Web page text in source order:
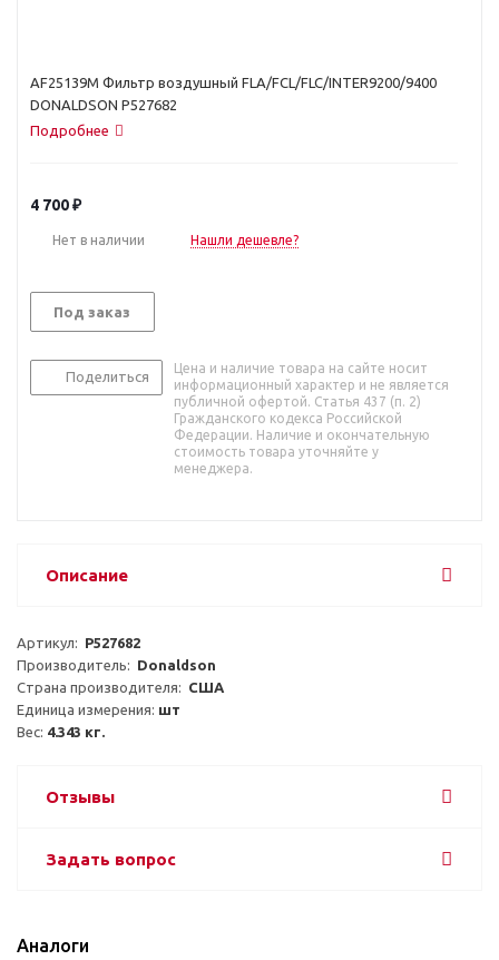
AF25139M Фильтр воздушный FLA/FCL/FLC/INTER9200/9400
DONALDSON P527682
Подробнее
4 700₽
Нет в наличии Нашли дешевле?
Под заказ
Поделиться
Цена и наличие товара на сайте носит
информационный характер и не является
публичной офертой. Статья 437 (п. 2)
Гражданского кодекса Российской
Федерации. Наличие и окончательную
стоимость товара уточняйте у
менеджера.
Описание
Артикул: P527682
Производитель: Donaldson
Страна производителя: США
Единица измерения: шт
Вес: 4.343 кг.
Отзывы
Задать вопрос
Аналоги